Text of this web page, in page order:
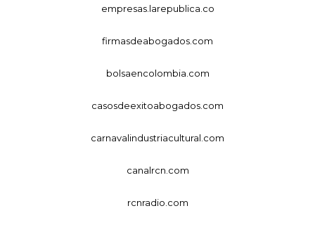
empresas.larepublica.co
firmasdeabogados.com
bolsaencolombia.com
casosdeexitoabogados.com
carnavalindustriacultural.com
canalrcn.com
rcnradio.com